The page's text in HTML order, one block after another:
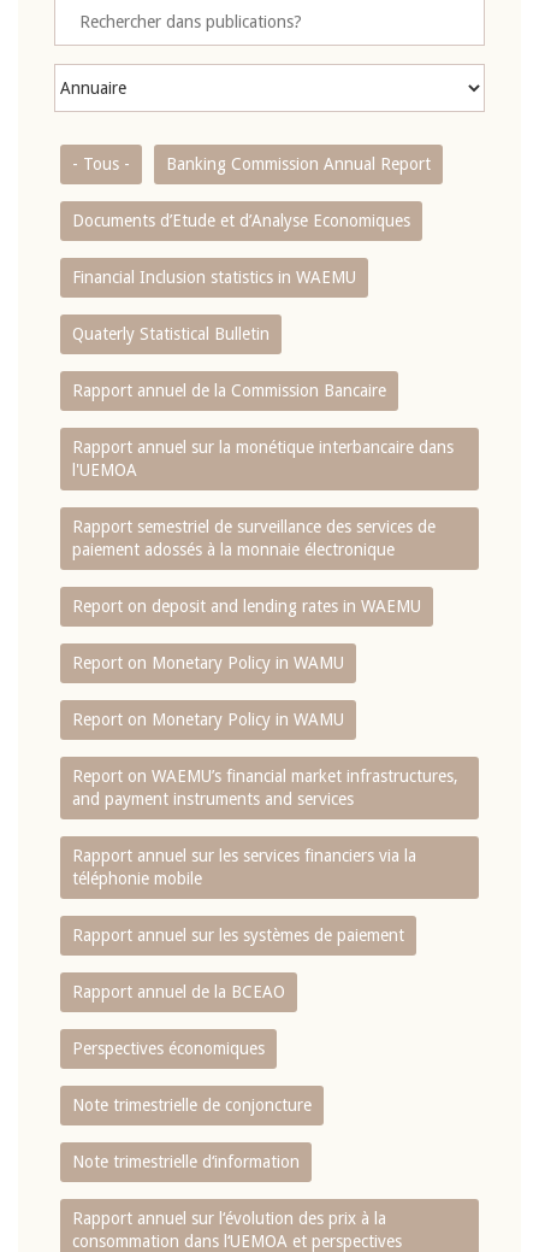
- Tous - Banking Commission Annual Report
Documents d’Etude et d’Analyse Economiques
Financial Inclusion statistics in WAEMU
Quaterly Statistical Bulletin
Rapport annuel de la Commission Bancaire
Rapport annuel sur la monétique interbancaire dans
l'UEMOA
Rapport semestriel de surveillance des services de
paiement adossés à la monnaie électronique
Report on deposit and lending rates in WAEMU
Report on Monetary Policy in WAMU
Report on Monetary Policy in WAMU
Report on WAEMU’s financial market infrastructures,
and payment instruments and services
Rapport annuel sur les services financiers via la
téléphonie mobile
Rapport annuel sur les systèmes de paiement
Rapport annuel de la BCEAO
Perspectives économiques
Note trimestrielle de conjoncture
Note trimestrielle d‘information
Rapport annuel sur l‘évolution des prix à la
consommation dans l‘UEMOA et perspectives